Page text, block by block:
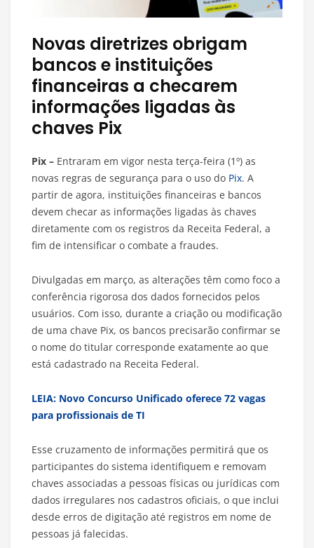
Novas diretrizes obrigam
bancos e instituições
financeiras a checarem
informações ligadas às
chaves Pix
Pix – Entraram em vigor nesta terça-feira (1º) as
novas regras de segurança para o uso do Pix. A
partir de agora, instituições financeiras e bancos
devem checar as informações ligadas às chaves
diretamente com os registros da Receita Federal, a
fim de intensificar o combate a fraudes.
Divulgadas em março, as alterações têm como foco a
conferência rigorosa dos dados fornecidos pelos
usuários. Com isso, durante a criação ou modificação
de uma chave Pix, os bancos precisarão confirmar se
o nome do titular corresponde exatamente ao que
está cadastrado na Receita Federal.
LEIA: Novo Concurso Unificado oferece 72 vagas
para profissionais de TI
Esse cruzamento de informações permitirá que os
participantes do sistema identifiquem e removam
chaves associadas a pessoas físicas ou jurídicas com
dados irregulares nos cadastros oficiais, o que inclui
desde erros de digitação até registros em nome de
pessoas já falecidas.